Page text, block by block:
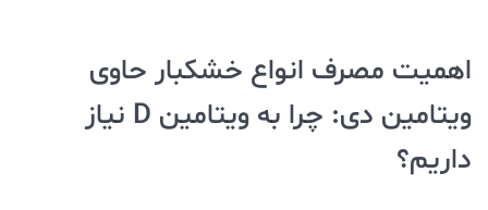
اهمیت مصرف انواع خشکبار حاوی
ویتامین دی: چرا به ویتامین D نیاز
داریم؟